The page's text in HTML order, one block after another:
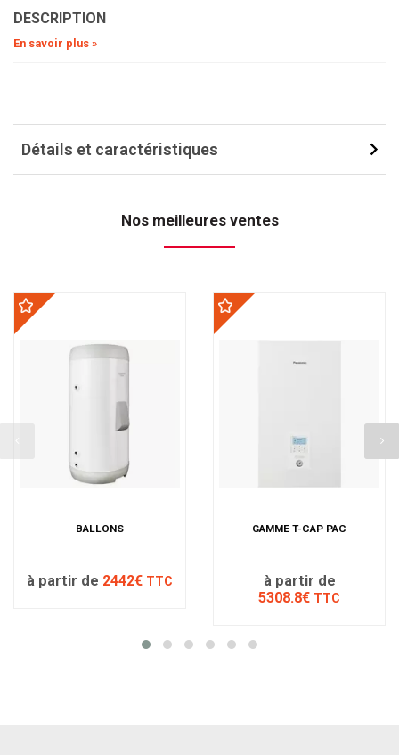
DESCRIPTION
En savoir plus »
Détails et caractéristiques
Nos meilleures ventes
BALLONS
à partir de 2442€ TTC
GAMME T-CAP PAC
à partir de
5308.8€ TTC